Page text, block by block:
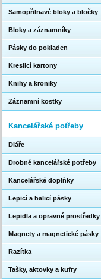
Samopřilnavé bloky a bločky
Bloky a záznamníky
Pásky do pokladen
Kreslicí kartony
Knihy a kroniky
Záznamní kostky
Kancelářské potřeby
Diáře
Drobné kancelářské potřeby
Kancelářské doplňky
Lepicí a balicí pásky
Lepidla a opravné prostředky
Magnety a magnetické pásky
Razítka
Tašky, aktovky a kufry